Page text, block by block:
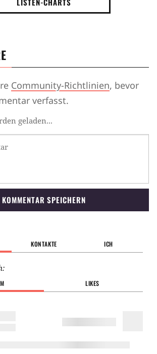
LISTEN-CHARTS
Community-Richtlinien, bevor
verfasst.
geladen...
KOMMENTAR SPEICHERN
KONTAKTE ICH
LIKES